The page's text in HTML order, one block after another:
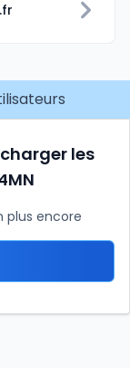
les
plus encore